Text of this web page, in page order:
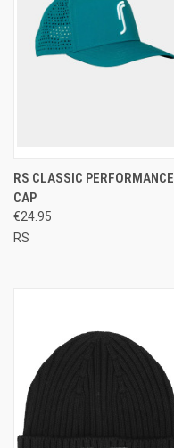
RS CLASSIC PERFORMANCE
CAP
€24.95
RS